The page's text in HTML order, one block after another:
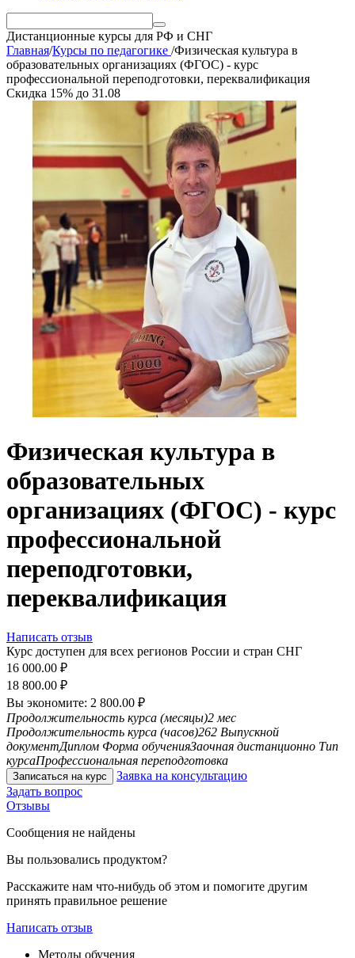
Дистанционные курсы для РФ и СНГ
Главная/Курсы по педагогике /Физическая культура в
образовательных организациях (ФГОС) - курс
профессиональной переподготовки, переквалификация
Скидка 15% до 31.08
Физическая культура в
образовательных
организациях (ФГОС) - курс
профессиональной
переподготовки,
переквалификация
Написать отзыв
Курс доступен для всех регионов России и стран СНГ
16 000.00 ₽
18 800.00 ₽
Вы экономите: 2 800.00 ₽
Продолжительность курса (месяцы)2 мес
Продолжительность курса (часов)262 Выпускной
документДиплом Форма обученияЗаочная дистанционно Тип
курсаПрофессиональная переподготовка
Записаться на курс
Заявка на консультацию
Задать вопрос
Отзывы
Сообщения не найдены
Вы пользовались продуктом?
Расскажите нам что-нибудь об этом и помогите другим
принять правильное решение
Написать отзыв
Методы обучения